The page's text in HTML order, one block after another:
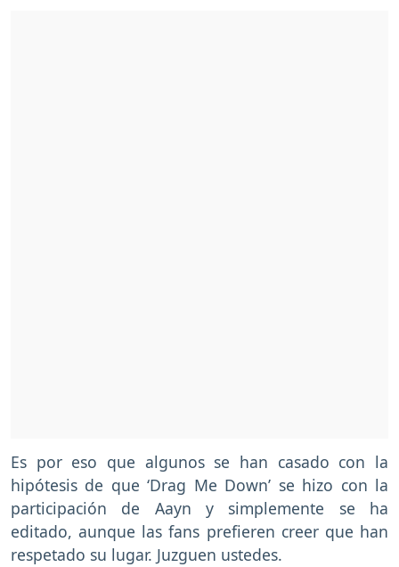
Es por eso que algunos se han casado con la
hipótesis de que ‘Drag Me Down’ se hizo con la
participación de Aayn y simplemente se ha
editado, aunque las fans prefieren creer que han
respetado su lugar. Juzguen ustedes.